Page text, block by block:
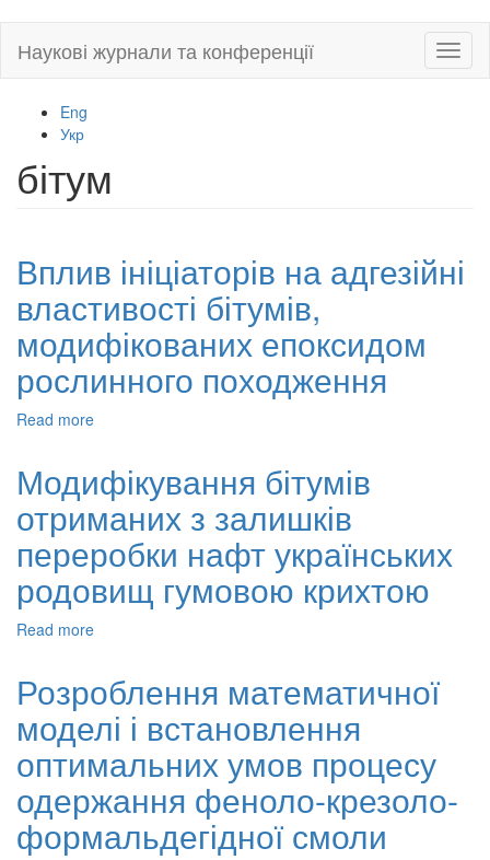
main
Наукові журнали та конференції
Eng
Укр
бітум
Вплив ініціаторів на адгезійні
властивості бітумів,
модифікованих епоксидом
рослинного походження
Read more
на
адгезійні
властивості
бітумів,
модифікованих
епоксидом
рослинного
Модифікування бітумів
отриманих з залишків
переробки нафт українських
родовищ гумовою крихтою
Read more
отриманих
залишків
переробки
нафт
українських
родовищ
гумовою
Розроблення математичної
моделі і встановлення
оптимальних умов процесу
одержання феноло-крезоло-
формальдегідної смоли